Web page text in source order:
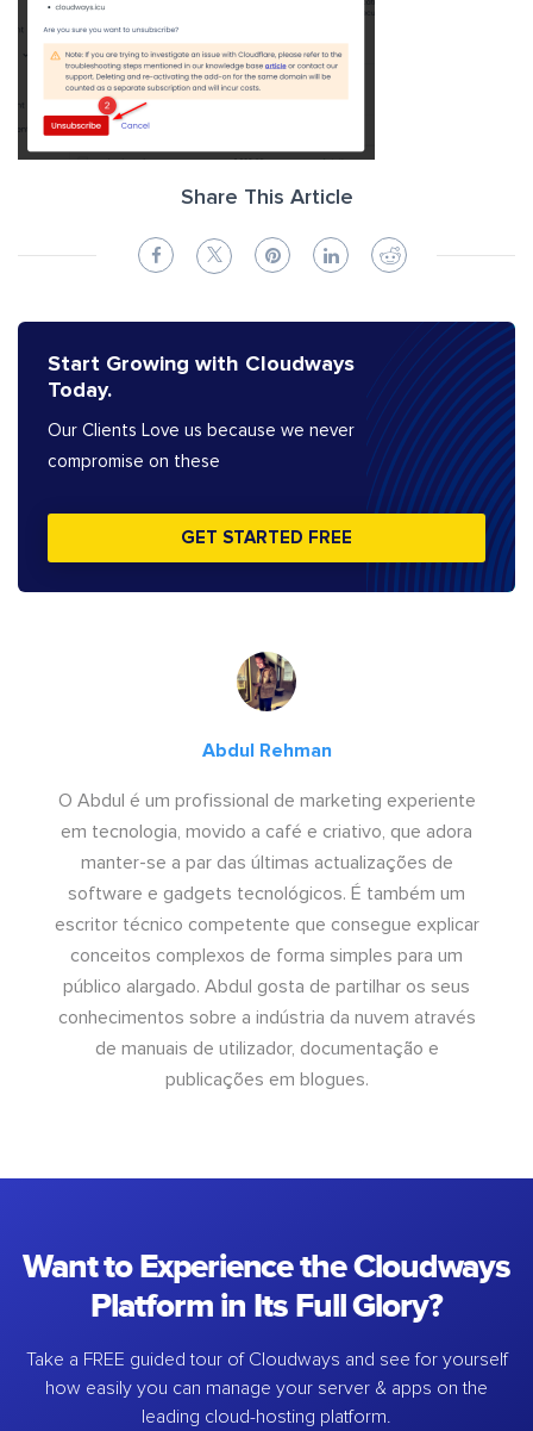
Share This Article
Start Growing with Cloudways
Today.
Our Clients Love us because we never
compromise on these
GET STARTED FREE
Abdul Rehman
O Abdul é um profissional de marketing experiente
em tecnologia, movido a café e criativo, que adora
manter-se a par das últimas actualizações de
software e gadgets tecnológicos. É também um
escritor técnico competente que consegue explicar
conceitos complexos de forma simples para um
público alargado. Abdul gosta de partilhar os seus
conhecimentos sobre a indústria da nuvem através
de manuais de utilizador, documentação e
publicações em blogues.
Want to Experience the Cloudways
Platform in Its Full Glory?
Take a FREE guided tour of Cloudways and see for yourself
how easily you can manage your server & apps on the
leading cloud-hosting platform.